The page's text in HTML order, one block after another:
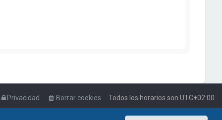
Todos los horarios son UTC+02:00
Borrar cookies
Privacidad